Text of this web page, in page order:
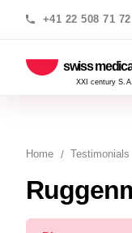
+41 22 508 71 72
swiss
XXI century S.A.
Home Testimonials